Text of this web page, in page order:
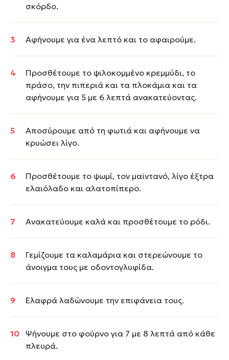
σκόρδο.
Αφήνουμε για ένα λεπτό και το αφαιρούμε.
Προσθέτουμε το ψιλοκομμένο κρεμμύδι, το
πράσο, την πιπεριά και τα πλοκάμια και τα
αφήνουμε για 5 με 6 λεπτά ανακατεύοντας.
Aποσύρουμε από τη φωτιά και αφήνουμε να
κρυώσει λίγο.
Προσθέτουμε το ψωμί, τον μαϊντανό, λίγο έξτρα
ελαιόλαδο και αλατοπίπερο.
Ανακατεύουμε καλά και προσθέτουμε το ρόδι.
Γεμίζουμε τα καλαμάρια και στερεώνουμε το
άνοιγμα τους με οδοντογλυφίδα.
Ελαφρά λαδώνουμε την επιφάνεια τους.
Ψήνουμε στο φούρνο για 7 με 8 λεπτά από κάθε
πλευρά.